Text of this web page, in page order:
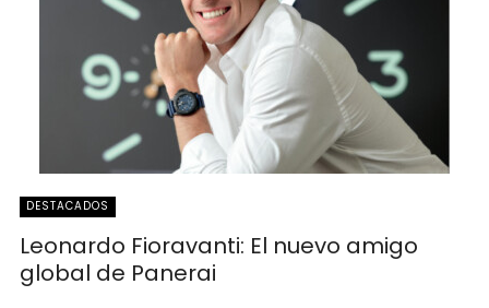
DESTACADOS
Leonardo Fioravanti: El nuevo amigo
global de Panerai